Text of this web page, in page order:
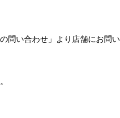
問い合わせ」より店舗にお問い